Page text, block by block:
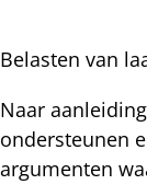
Belasten van
Naar
ondersteunen
argumenten